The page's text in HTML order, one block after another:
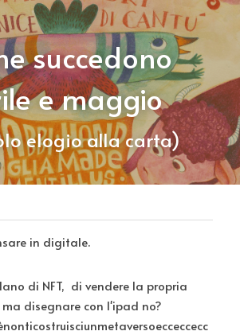
succedono
e maggio
elogio alla carta)
in digitale.
di NFT,  di vendere la propria
disegnare con l'ipad no?